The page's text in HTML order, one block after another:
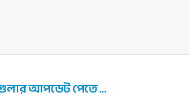
আপডেট পেতে ...